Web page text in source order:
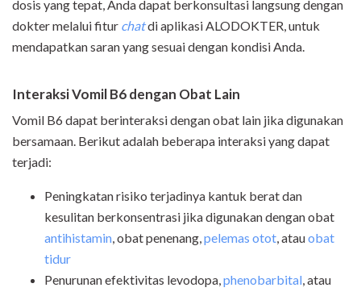
dosis yang tepat, Anda dapat berkonsultasi langsung dengan
dokter melalui fitur chatdi aplikasi ALODOKTER, untuk
mendapatkan saran yang sesuai dengan kondisi Anda.
Interaksi Vomil B6 dengan Obat Lain
Vomil B6 dapat berinteraksi dengan obat lain jika digunakan
bersamaan. Berikut adalah beberapa interaksi yang dapat
terjadi:
Peningkatan risiko terjadinya kantuk berat dan
kesulitan berkonsentrasi jika digunakan dengan obat
antihistamin, obat penenang,pelemas otot, atauobat
tidur
Penurunan efektivitas levodopa,phenobarbital, atau